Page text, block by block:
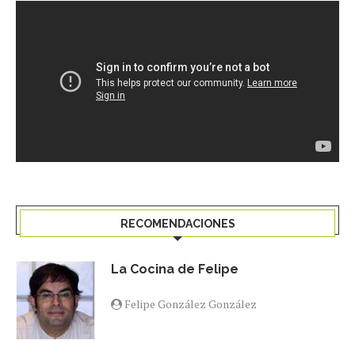
RECOMENDACIONES
La Cocina de Felipe
Felipe González González